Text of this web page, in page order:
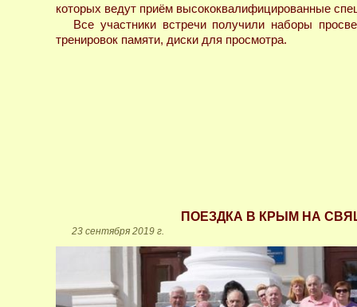
которых ведут приём высококвалифицированные
Все участники встречи получили наборы
тренировок памяти, диски для просмотра.
ПОЕЗДКА В КРЫМ НА
23 сентября 2019 г.